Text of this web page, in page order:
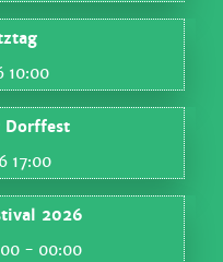
10:00
Dorffest
17:00
2026
- 00:00